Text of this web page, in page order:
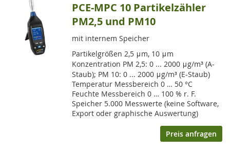
PCE-MPC 10 Partikelzähler
PM2,5 und PM10
mit internem Speicher
Partikelgrößen 2,5 μm, 10 μm
Konzentration PM 2,5: 0 ... 2000 μg/m³ (A-
Staub); PM 10: 0 ... 2000 μg/m³ (E-Staub)
Temperatur Messbereich 0 … 50 °C
Feuchte Messbereich 0 … 100 % r. F.
Speicher 5.000 Messwerte (keine Software,
Export oder graphische Auswertung)
Preis anfragen